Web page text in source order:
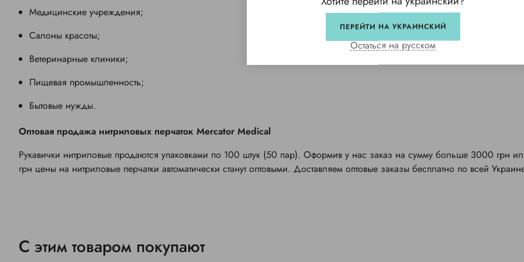
Медицинские учреждения;
Салоны красоты;
Ветеринарные клиники;
Пищевая промышленность;
Бытовые нужды.
Оптовая продажа нитриловых перчаток Mercator Medical
Рукавички нитриловые продаются упаковками по 100 штук (50 пар). Оформив у нас заказ на сумму больше 3000 грн
грн цены на нитриловые перчатки автоматически станут оптовыми. Доставляем оптовые заказы бесплатно по всей
С этим товаром покупают
ПЕРЕЙТИ НА УКРАИНСКИЙ
Остаться на русском